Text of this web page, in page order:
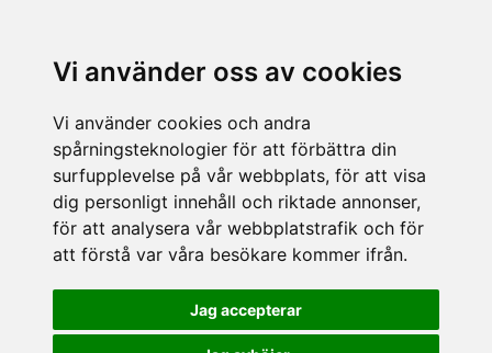
Vi använder oss av cookies
Vi använder cookies och andra
spårningsteknologier för att förbättra din
surfupplevelse på vår webbplats, för att visa
dig personligt innehåll och riktade annonser,
för att analysera vår webbplatstrafik och för
att förstå var våra besökare kommer ifrån.
Jag accepterar